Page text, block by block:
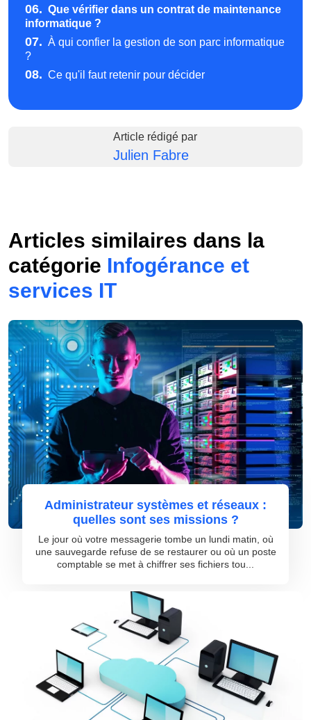
06. Que vérifier dans un contrat de maintenance
informatique ?
07. À qui confier la gestion de son parc informatique
?
08. Ce qu'il faut retenir pour décider
Article rédigé par
Julien Fabre
Articles similaires dans la
catégorie Infogérance et
services IT
Administrateur systèmes et réseaux :
quelles sont ses missions ?
Le jour où votre messagerie tombe un lundi matin, où
une sauvegarde refuse de se restaurer ou où un poste
comptable se met à chiffrer ses fichiers tou...